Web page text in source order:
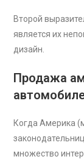
Второй
является их
дизайн.
Продажа
Когда Америка
множество